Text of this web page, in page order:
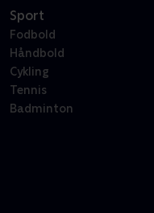
Sport
Fodbold
Håndbold
Cykling
Tennis
Badminton